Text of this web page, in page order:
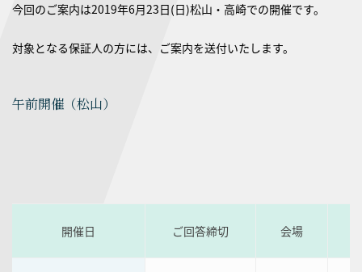
今回のご案内は2019年6月23日(日)松山・高崎での開催です。
対象となる保証人の方には、ご案内を送付いたします。
午前開催（松山）
開催日 ご回答締切 会場